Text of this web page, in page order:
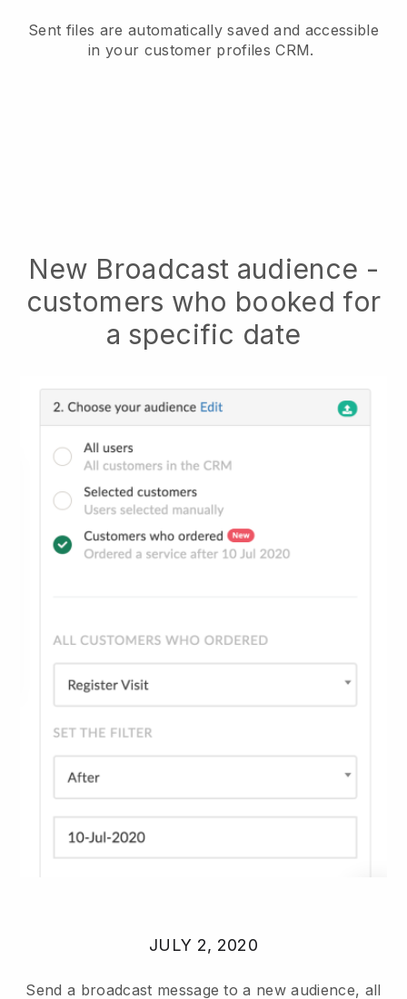
Sent files are automatically saved and accessible
in your customer profiles CRM.
New Broadcast audience -
customers who booked for
a specific date
JULY 2, 2020
Send a broadcast message to a new audience, all